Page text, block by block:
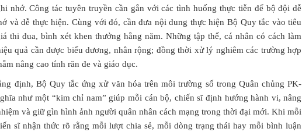
nhớ. Công tác tuyên truyền cần gắn với các tình huống thực tiễn để bộ đội dễ
và dễ thực hiện. Cùng với đó, cần đưa nội dung thực hiện Bộ Quy tắc vào tiêu
thi đua, bình xét khen thưởng hằng năm. Những tập thể, cá nhân có cách làm
quả cần được biểu dương, nhân rộng; đồng thời xử lý nghiêm các trường hợp
nâng cao tính răn đe và giáo dục.
định, Bộ Quy tắc ứng xử văn hóa trên môi trường số trong Quân chủng PK-
như một “kim chỉ nam” giúp mỗi cán bộ, chiến sĩ định hướng hành vi, nâng
và giữ gìn hình ảnh người quân nhân cách mạng trong thời đại mới. Khi mỗi
sĩ nhận thức rõ rằng mỗi lượt chia sẻ, mỗi dòng trạng thái hay mỗi bình luận